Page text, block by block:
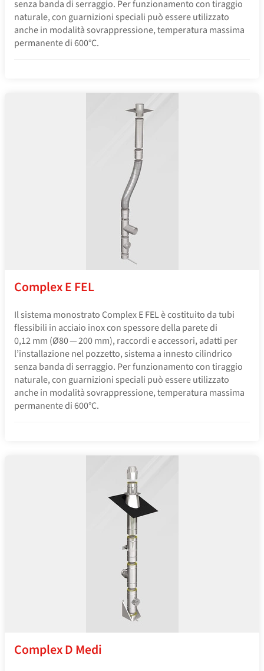
senza banda di serraggio. Per funzionamento con tiraggio
naturale, con guarnizioni speciali può essere utilizzato
anche in modalità sovrappressione, temperatura massima
permanente di 600°C.
Complex E FEL
Il sistema monostrato Complex E FEL è costituito da tubi
flessibili in acciaio inox con spessore della parete di
0,12 mm (Ø80 — 200 mm), raccordi e accessori, adatti per
l’installazione nel pozzetto, sistema a innesto cilindrico
senza banda di serraggio. Per funzionamento con tiraggio
naturale, con guarnizioni speciali può essere utilizzato
anche in modalità sovrappressione, temperatura massima
permanente di 600°C.
Complex D Medi